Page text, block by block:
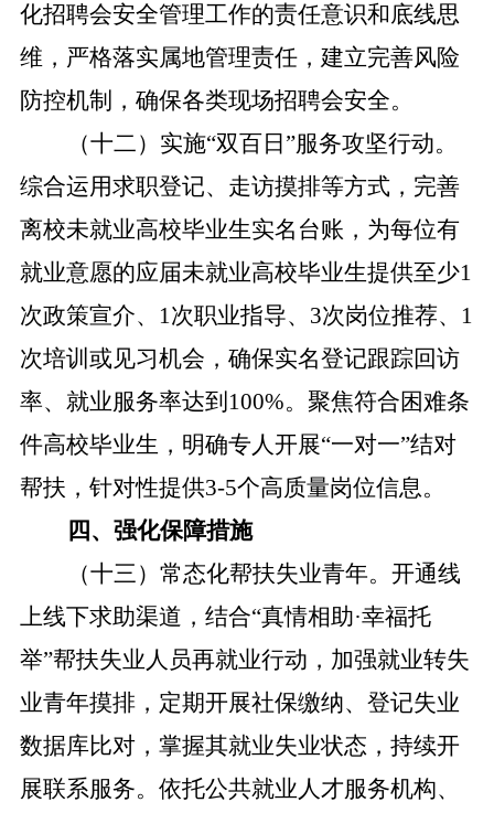
化招聘会安全管理工作的责任意识和底线思
维，严格落实属地管理责任，建立完善风险
防控机制，确保各类现场招聘会安全。
（十二）实施“双百日”服务攻坚行动。
综合运用求职登记、走访摸排等方式， 完善
离校未就业高校毕业生实名台账，为每位有
就业意愿的应届未就业高校毕业生提供至少1
次政策宣介、1次职业指导、3次岗位推荐、1
次培训或见习机会，确保实名登记跟踪回访
率、就业服务率达到100%。聚焦符合困难条
件高校毕业生，明确专人开展“一对一”结对
帮扶，针对性提供3-5个高质量岗位信息。
四、强化保障措施
（十三）常态化帮扶失业青年。 开通线
上线下求助渠道， 结合“真情相助·幸福托
举”帮扶失业人员再就业行动，加强就业转失
业青年摸排，定期开展社保缴纳、登记失业
数据库比对，掌握其就业失业状态，持续开
展联系服务。依托公共就业人才服务机构、